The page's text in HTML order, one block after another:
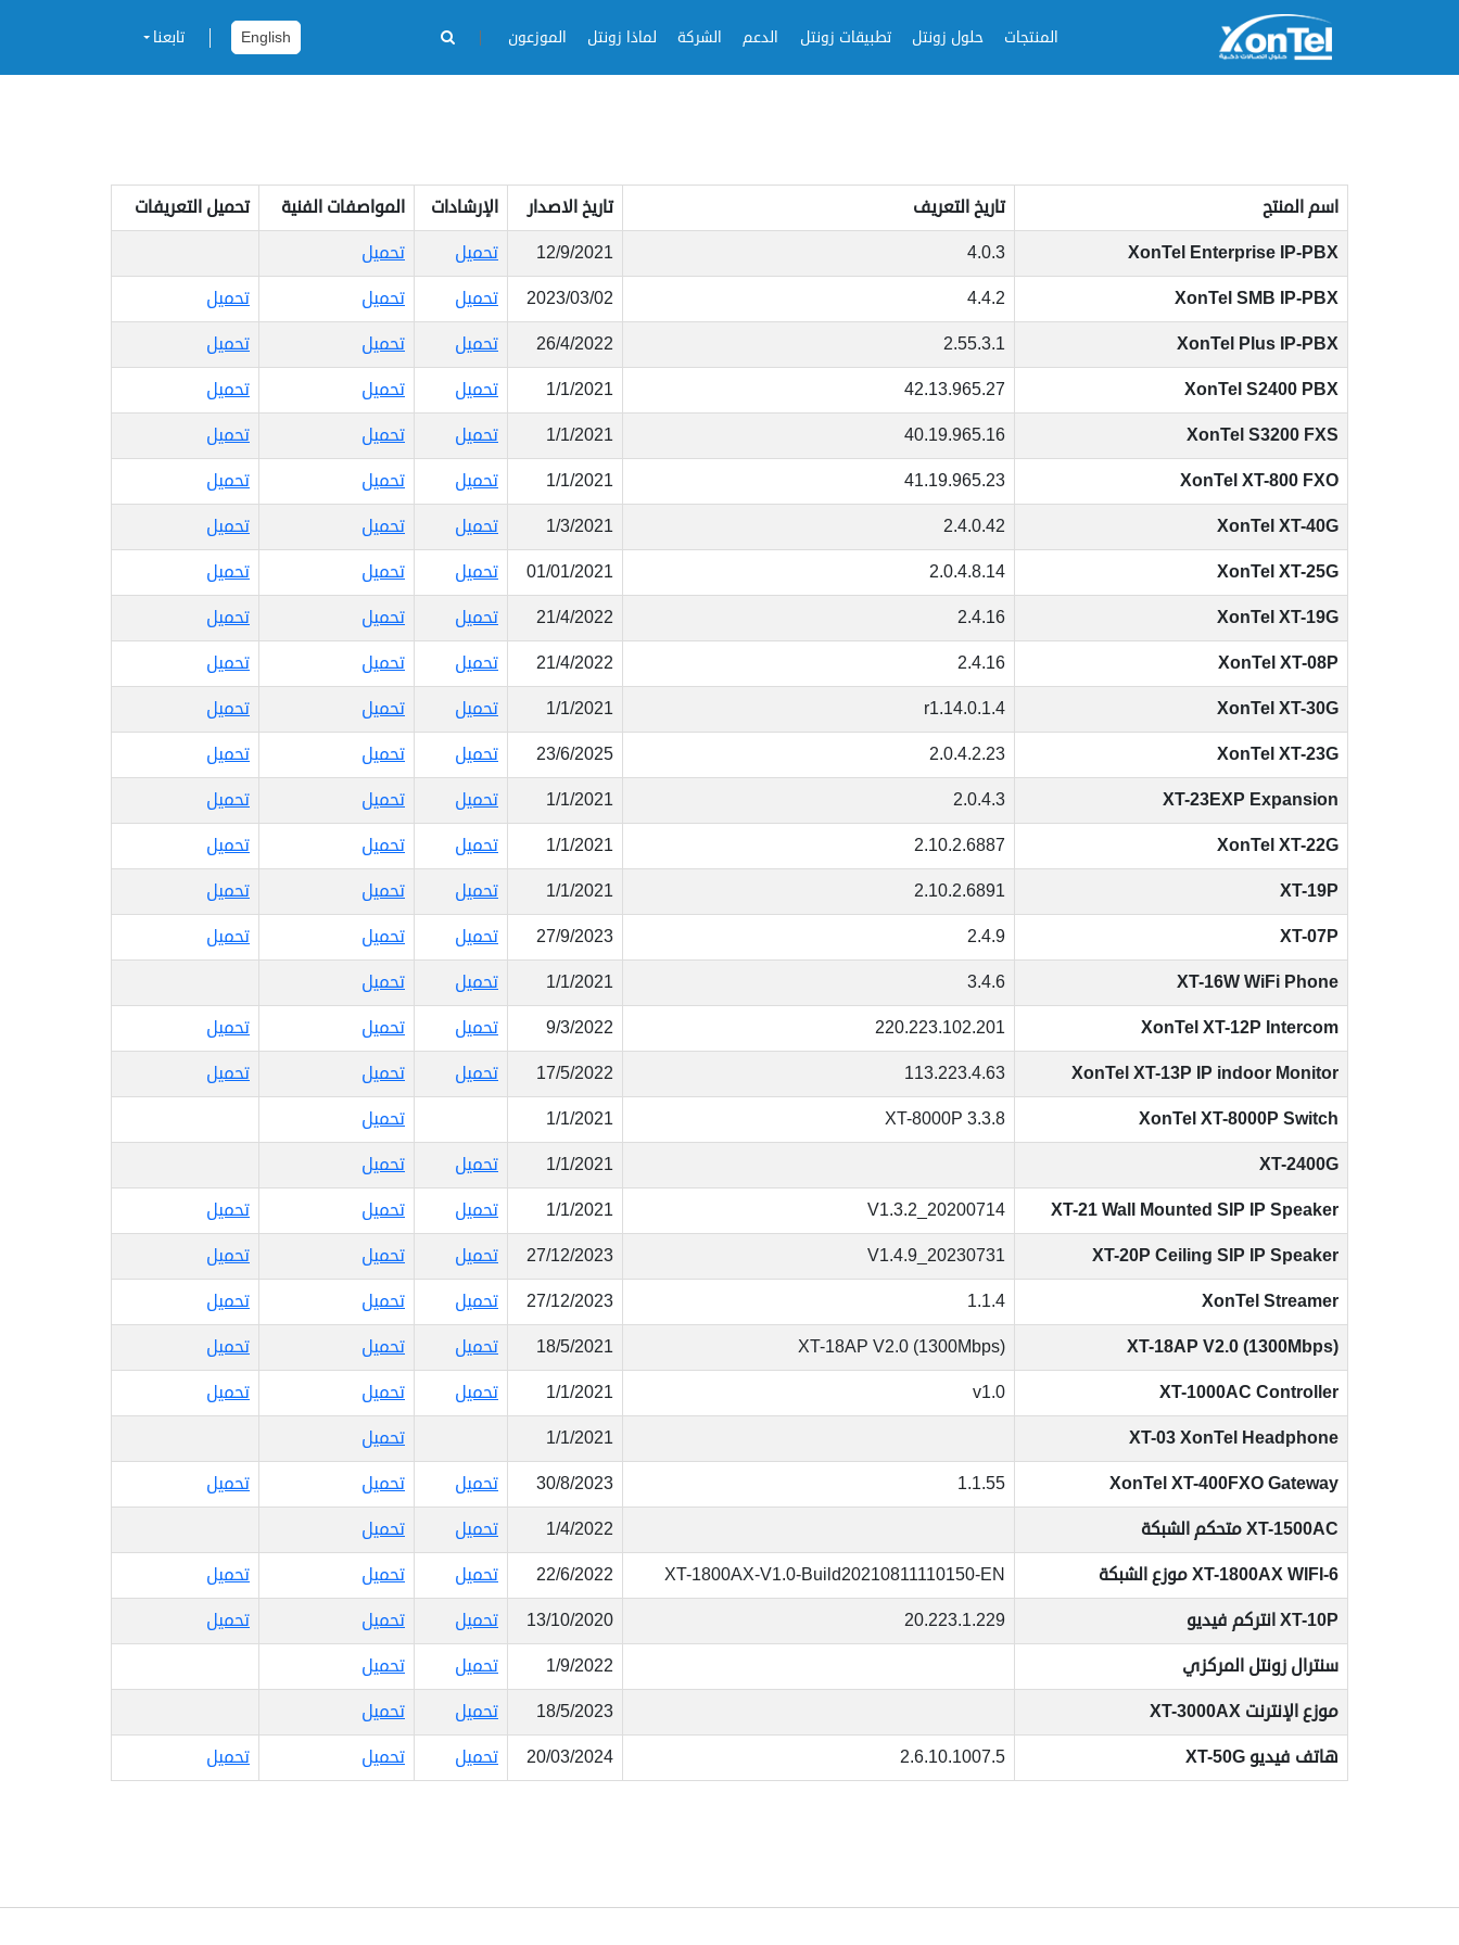
المنتجات حلول زونتل تطبيقات زونتل الدعم الشركة لماذا زونتل الموزعون English تابعنا
ماذا
تبحت
عن
؟
اسم المنتج تاريخ التعريف تاريخ الاصدار الإرشادات المواصفات الفنية
تحميل التعريفات
XonTel Enterprise IP-PBX
4.0.3
12/9/2021 تحميل
تحميل
XonTel SMB IP-PBX
4.4.2
2023/03/02 تحميل تحميل
تحميل
XonTel Plus IP-PBX
2.55.3.1
26/4/2022 تحميل تحميل
تحميل
XonTel S2400 PBX
42.13.965.27
1/1/2021 تحميل تحميل
تحميل
XonTel S3200 FXS
40.19.965.16
1/1/2021 تحميل تحميل
تحميل
XonTel XT-800 FXO
41.19.965.23
1/1/2021 تحميل تحميل
تحميل
XonTel XT-40G
2.4.0.42
1/3/2021 تحميل تحميل
تحميل
XonTel XT-25G
2.0.4.8.14
01/01/2021 تحميل تحميل
تحميل
XonTel XT-19G
2.4.16
21/4/2022 تحميل تحميل
تحميل
XonTel XT-08P
2.4.16
21/4/2022 تحميل تحميل
تحميل
XonTel XT-30G
14.0.1.4.r1
1/1/2021 تحميل تحميل
تحميل
XonTel XT-23G
2.0.4.2.23
23/6/2025 تحميل تحميل
تحميل
XT-23EXP Expansion
2.0.4.3
1/1/2021 تحميل تحميل
تحميل
XonTel XT-22G
2.10.2.6887
1/1/2021 تحميل تحميل
تحميل
XT-19P
2.10.2.6891
1/1/2021 تحميل تحميل
تحميل
XT-07P
2.4.9
27/9/2023 تحميل تحميل
تحميل
XT-16W WiFi Phone
3.4.6
1/1/2021 تحميل
تحميل
XonTel XT-12P Intercom
220.223.102.201
9/3/2022 تحميل تحميل
تحميل
XonTel XT-13P IP indoor Monitor
113.223.4.63
17/5/2022 تحميل تحميل
تحميل
XonTel XT-8000P Switch
XT-8000P 3.3.8
1/1/2021
تحميل
XT-2400G
1/1/2021 تحميل
تحميل
XT-21 Wall Mounted SIP IP Speaker
V1.3.2_20200714
1/1/2021 تحميل تحميل
تحميل
XT-20P Ceiling SIP IP Speaker
V1.4.9_20230731
27/12/2023 تحميل تحميل
تحميل
XonTel Streamer
1.1.4
27/12/2023 تحميل تحميل
تحميل
XT-18AP V2.0 (1300Mbps)
XT-18AP V2.0 (1300Mbps)
18/5/2021 تحميل تحميل
تحميل
XT-1000AC Controller
v1.0
1/1/2021 تحميل تحميل
تحميل
XT-03 XonTel Headphone
1/1/2021
تحميل
XonTel XT-400FXO Gateway
1.1.55
30/8/2023 تحميل تحميل
تحميل
XT-1500AC متحكم الشبكة
1/4/2022 تحميل
تحميل
XT-1800AX WIFI-6 موزع الشبكة
XT-1800AX-V1.0-Build20210811110150-EN
22/6/2022 تحميل تحميل
تحميل
XT-10P انتركم فيديو
20.223.1.229
13/10/2020 تحميل تحميل
تحميل
سنترال زونتل المركزي
1/9/2022 تحميل
تحميل
موزع الإنترنت XT-3000AX
18/5/2023 تحميل
تحميل
هاتف فيديو XT-50G
2.6.10.1007.5
20/03/2024 تحميل تحميل تحميل